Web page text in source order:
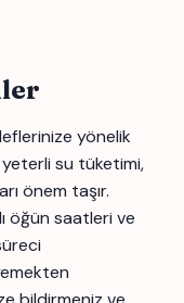
yönelik
su tüketimi,
önem taşır.
öğün saatleri ve